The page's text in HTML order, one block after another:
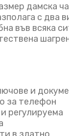
дамска
с два
във всяка
и
за телефон
регулируема